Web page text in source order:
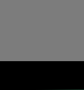
Hírek